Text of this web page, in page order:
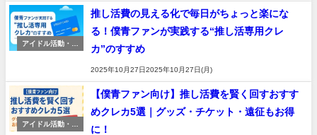
アイドル活動・推
推し活費の見える化で毎日がちょっと楽にな
る！僕青ファンが実践する“推し活専用クレ
カ”のすすめ
2025年10月27日2025年10月27日(月)
アイドル活動・推
【僕青ファン向け】推し活費を賢く回すおすす
めクレカ5選｜グッズ・チケット・遠征もお得
に！